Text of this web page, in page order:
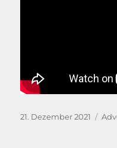
Veröffentlicht
21. Dezember 2021